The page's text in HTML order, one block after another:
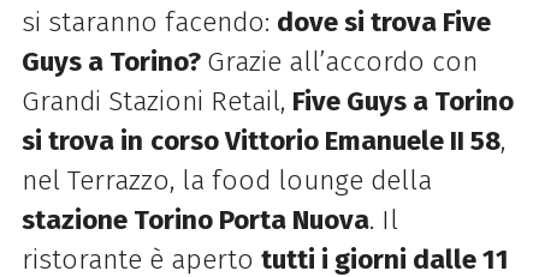
si staranno facendo: dove si trova Five
Guys a Torino? Grazie all’accordo con
Grandi Stazioni Retail, Five Guys a Torino
si trova in corso Vittorio Emanuele II 58,
nel Terrazzo, la food lounge della
stazione Torino Porta Nuova. Il
ristorante è aperto tutti i giorni dalle 11